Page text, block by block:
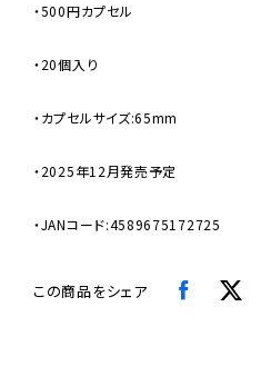
・500円カプセル
・20個入り
・カプセルサイズ:65mm
・2025年12月発売予定
・JANコード:4589675172725
この商品をシェア